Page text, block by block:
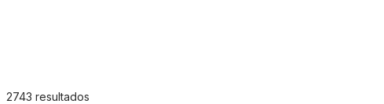
2743 resultados